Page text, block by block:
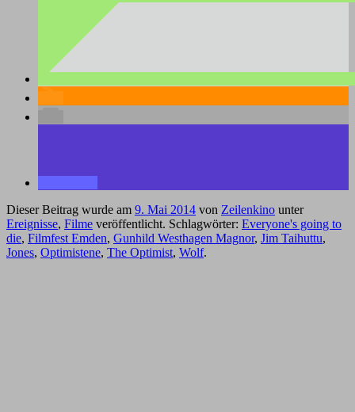
Dieser Beitrag wurde am 9. Mai 2014 von Zeilenkino unter
Ereignisse, Filme veröffentlicht. Schlagwörter: Everyone's going to
die, Filmfest Emden, Gunhild Westhagen Magnor, Jim Taihuttu,
Jones, Optimistene, The Optimist, Wolf.